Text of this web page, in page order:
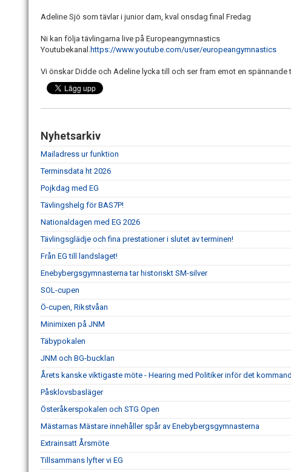
Adeline Sjö som tävlar i junior dam, kval onsdag final Fredag
Ni kan följa tävlingarna live på Europeangymnastics
Youtubekanal.https://www.youtube.com/user/europeangymnastics
Vi önskar Didde och Adeline lycka till och ser fram emot en spännande
Nyhetsarkiv
Mailadress ur funktion
Terminsdata ht 2026
Pojkdag med EG
Tävlingshelg för BAS7P!
Nationaldagen med EG 2026
Tävlingsglädje och fina prestationer i slutet av terminen!
Från EG till landslaget!
Enebybergsgymnasterna tar historiskt SM-silver
SOL-cupen
Ö-cupen, Rikstvåan
Minimixen på JNM
Täbypokalen
JNM och BG-bucklan
Årets kanske viktigaste möte - Hearing med Politiker inför det
Påsklovsbasläger
Österåkerspokalen och STG Open
Mästarnas Mästare innehåller spår av Enebybergsgymnasterna
Extrainsatt Årsmöte
Tillsammans lyfter vi EG